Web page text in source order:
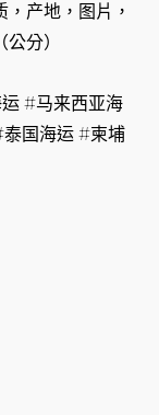
产地，图片，
分）
#马来西亚海
国海运 #柬埔